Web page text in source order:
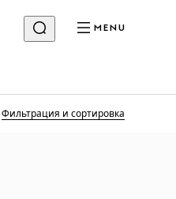
MENU
Фильтрация и сортировка